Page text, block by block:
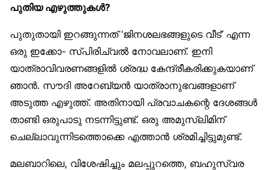
പുതിയ എഴുത്തുകൾ?
പുതുതായി ഇറങ്ങുന്നത് ‘ജിനശലഭങ്ങളുടെ വീട്’ എന്ന
ഒരു ഇക്കോ- സ്പിരിച്വൽ നോവലാണ്. ഇനി
യാത്രാവിവരണങ്ങളിൽ ശ്രദ്ധ കേന്ദ്രീകരിക്കുകയാണ്
ഞാൻ. സൗദി അറേബ്യൻ യാത്രാനുഭവങ്ങളാണ്
അടുത്ത എഴുത്ത്. അതിനായി പ്രവാചകന്റെ ദേശങ്ങൾ
താണ്ടി ഒരുപാടു നടന്നിട്ടുണ്ട്. ഒരു അമുസ്‌ലിമിന്
ചെല്ലാവുന്നിടത്തൊക്കെ എത്താൻ ശ്രമിച്ചിട്ടുമുണ്ട്.
മലബാറിലെ, വിശേഷിച്ചും മലപ്പുറത്തെ, ബഹുസ്വര